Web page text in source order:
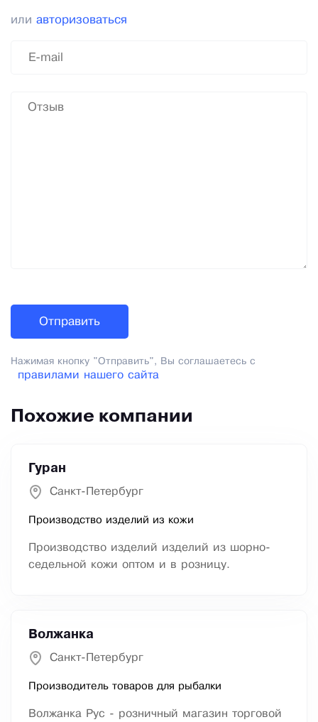
или авторизоваться
Нажимая кнопку "Отправить", Вы соглашаетесь с
правилами нашего сайта
Похожие компании
Гуран
Санкт-Петербург
Производство изделий из кожи
Производство изделий изделий из шорно-
седельной кожи оптом и в розницу.
Волжанка
Санкт-Петербург
Производитель товаров для рыбалки
Волжанка Рус - розничный магазин торговой